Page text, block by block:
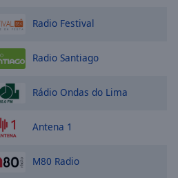
Radio Festival
Radio Santiago
Rádio Ondas do Lima
Antena 1
M80 Radio